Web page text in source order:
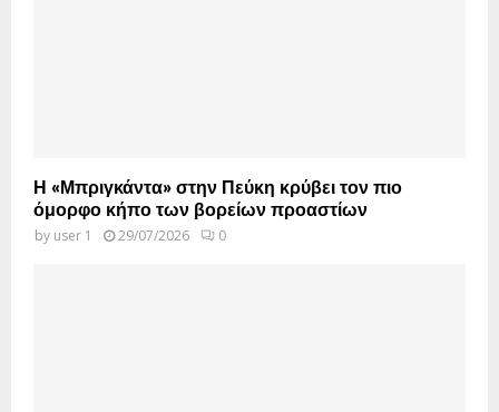
Η «Μπριγκάντα» στην Πεύκη κρύβει τον πιο
όμορφο κήπο των βορείων προαστίων
by user 1 29/07/2026 0